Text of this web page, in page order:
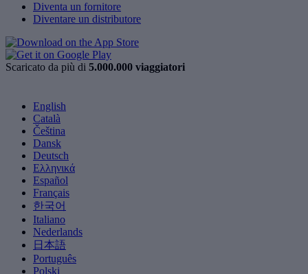
Diventa un fornitore
Diventare un distributore
Scaricato da più di 5.000.000 viaggiatori
English
Català
Čeština
Dansk
Deutsch
Ελληνικά
Español
Français
한국어
Italiano
Nederlands
日本語
Português
Polski